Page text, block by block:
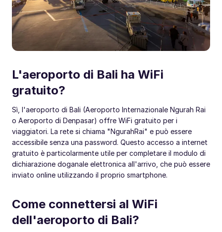
L'aeroporto di Bali ha WiFi
gratuito?
Sì, l'aeroporto di Bali (Aeroporto Internazionale Ngurah Rai
o Aeroporto di Denpasar) offre WiFi gratuito per i
viaggiatori. La rete si chiama "NgurahRai" e può essere
accessibile senza una password. Questo accesso a internet
gratuito è particolarmente utile per completare il modulo di
dichiarazione doganale elettronica all'arrivo, che può essere
inviato online utilizzando il proprio smartphone.
Come connettersi al WiFi
dell'aeroporto di Bali?